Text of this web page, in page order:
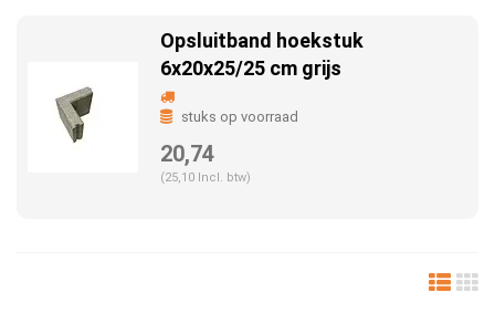
Opsluitband hoekstuk
6x20x25/25 cm grijs
stuks op voorraad
20,74
(25,10 Incl. btw)